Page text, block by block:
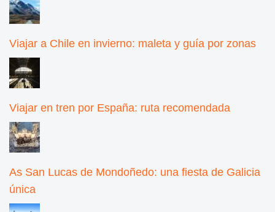
Viajar a Chile en invierno: maleta y guía por zonas
Viajar en tren por España: ruta recomendada
As San Lucas de Mondoñedo: una fiesta de Galicia
única